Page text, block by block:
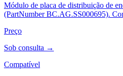
Módulo de placa de distribuição de
(PartNumber BC.AG.SS000695).
Preço
Sob consulta →
Compatível